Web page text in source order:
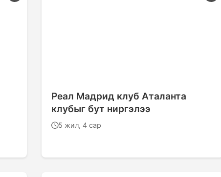
Реал Мадрид клуб Аталанта
клубыг бут ниргэлээ
5 жил, 4 сар